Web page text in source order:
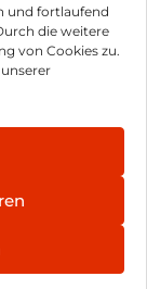
und fortlaufend
die weitere
von Cookies zu.